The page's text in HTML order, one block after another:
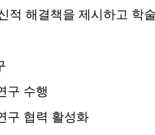
적 해결책을 제시하고 학
구 수행
구 협력 활성화